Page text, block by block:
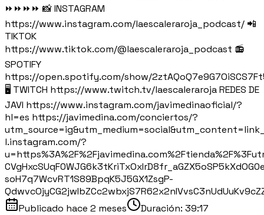
⏩⏩⏩⏩ 📸 INSTAGRAM
https://www.instagram.com/laescaleraroja_podcast/ 📲
TIKTOK
https://www.tiktok.com/@laescaleraroja_podcast 📻
SPOTIFY
https://open.spotify.com/show/
🖥️ TWITCH https://www.twitch.tv/laescaleraroja REDES DE
JAVI https://www.instagram.com/javimedinaoficial/?
hl=es https://javimedina.com/conciertos/?
l.instagram.com/?
soH7q7WcvRT1S89BpqK5J5GX1ZsgP-
Publicado hace 2 meses Duración: 39:17